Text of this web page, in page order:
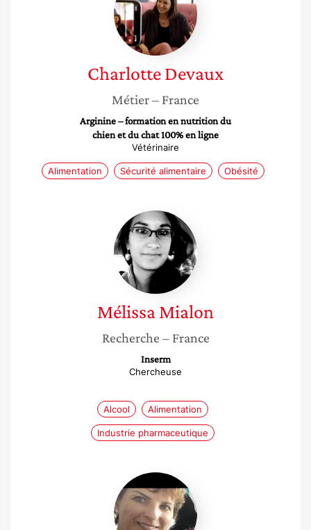
CharlotteDevaux
Métier– France
Arginine – formation en nutrition du
chien et du chat 100% en ligne
Vétérinaire
Alimentation Sécurité alimentaire Obésité
Mélissa
Mialon
MélissaMialon
Recherche – France
Inserm
Chercheuse
Alcool Alimentation
Industrie pharmaceutique
Béatrice
Morio-
Liondore